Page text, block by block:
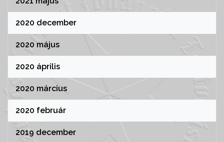
2020 december
2020 május
2020 április
2020 március
2020 február
2019 december